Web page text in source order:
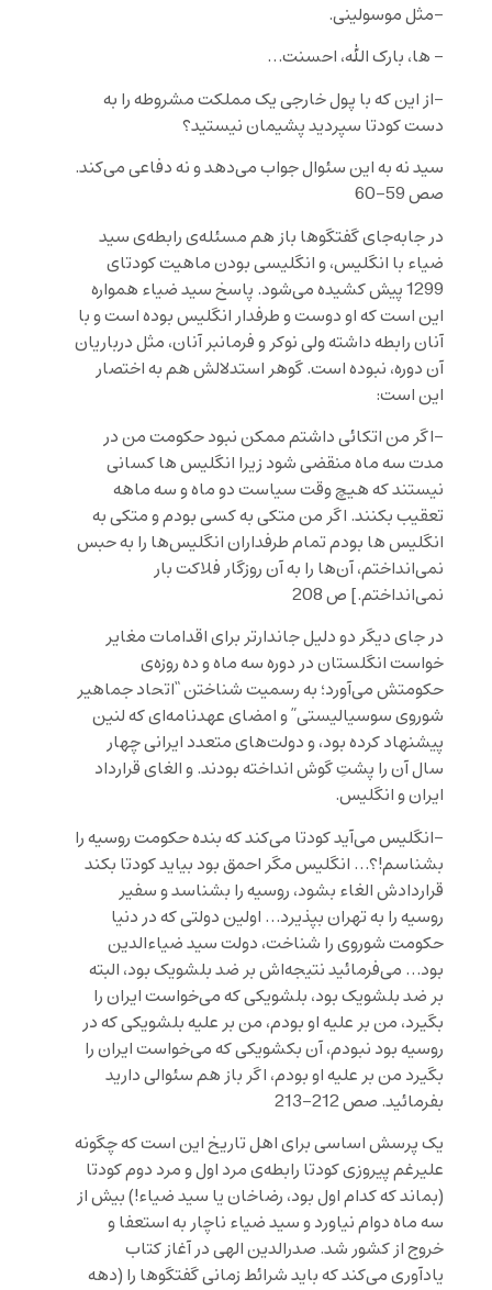
-مثل موسولینی.
– ها، بارک الله، احسنت…
-از این که با پول خارجی یک مملکت مشروطه را به
دست کودتا سپردید پشیمان نیستید؟
سید نه به این سئوال جواب می‌دهد و نه دفاعی می‌کند.
صص 59-60
در جابه‌جای گفتگوها باز هم مسئله‌ی رابطه‌ی سید
ضیاء با انگلیس، و انگلیسی بودن ماهیت کودتای
1299 پیش کشیده می‌شود. پاسخ سید ضیاء همواره
این است که او دوست و طرفدار انگلیس بوده است و با
آنان رابطه داشته ولی نوکر و فرمانبر آنان، مثل درباریان
آن دوره، نبوده است. گوهر استدلالش هم به اختصار
این است:
-اگر من اتکائی داشتم ممکن نبود حکومت من در
مدت سه ماه منقضی شود زیرا انگلیس ها کسانی
نیستند که هیچ وقت سیاست دو ماه و سه ماهه
تعقیب بکنند. اگر من متکی به کسی بودم و متکی به
انگلیس ها بودم تمام طرفداران انگلیس‌ها را به حبس
نمی‌انداختم، آن‌ها را به آن روزگار فلاکت بار
نمی‌انداختم.] ص 208
در جای دیگر دو دلیل جاندارتر برای اقدامات مغایر
خواست انگلستان در دوره سه ماه‌ و ده روزه‌ی
حکومتش می‌آورد؛ به رسمیت شناختن “اتحاد جماهیر
شوروی سوسیالیستی” و امضای عهدنامه‌ای که لنین
پیشنهاد کرده بود، و دولت‌های متعدد ایرانی چهار
سال آن را پشتِ گوش انداخته بودند. و الغای قرارداد
ایران و انگلیس.
-انگلیس می‌آید کودتا می‌کند که بنده حکومت روسیه را
بشناسم!؟… انگلیس مگر احمق بود بیاید کودتا بکند
قراردادش الغاء بشود، روسیه را بشناسد و سفیر
روسیه را به تهران بپذیرد… اولین دولتی که در دنیا
حکومت شوروی را شناخت، دولت سید ضیاءالدین
بود… می‌فرمائید نتیجه‌اش بر ضد بلشویک بود، البته
بر ضد بلشویک بود، بلشویکی که می‌خواست ایران را
بگیرد، من بر علیه او بودم، من بر علیه بلشویکی که در
روسیه بود نبودم، آن بکشویکی که می‌خواست ایران را
بگیرد من بر علیه او بودم، اگر باز هم سئوالی دارید
بفرمائید. صص 212-213
یک پرسش اساسی برای اهل تاریخ این است که چگونه
علیرغم پیروزی کودتا رابطه‌ی مرد اول و مرد دوم کودتا
(بماند که کدام اول بود، رضاخان یا سید ضیاء!) بیش از
سه ماه دوام نیاورد و سید ضیاء ناچار به استعفا و
خروج از کشور شد. صدرالدین الهی در آغاز کتاب
یادآوری می‌کند که باید شرائط زمانی گفتگوها را (دهه